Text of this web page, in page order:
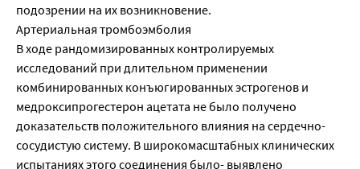
подозрении на их возникновение.
Артериальная тромбоэмболия
В ходе рандомизированных контролируемых
исследований при длительном применении
комбинированных конъюгированных эстрогенов и
медроксипрогестерон ацетата не было получено
доказательств положительного влияния на сердечно-
сосудистую систему. В широкомасштабных клинических
испытаниях этого соединения было- выявлено